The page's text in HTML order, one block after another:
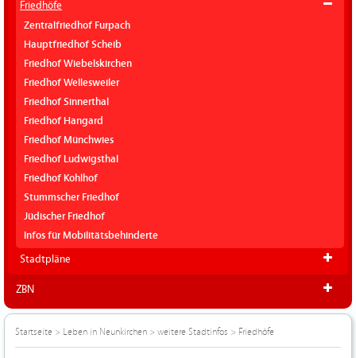
Friedhöfe
Zentralfriedhof Furpach
Hauptfriedhof Scheib
Friedhof Wiebelskirchen
Friedhof Wellesweiler
Friedhof Sinnerthal
Friedhof Hangard
Friedhof Münchwies
Friedhof Ludwigsthal
Friedhof Kohlhof
Stummscher Friedhof
Jüdischer Friedhof
Infos für Mobilitätsbehinderte
Stadtpläne
ZBN
Startseite > Leben in Neunkirchen > weitere Stadtinfos > Friedhöfe